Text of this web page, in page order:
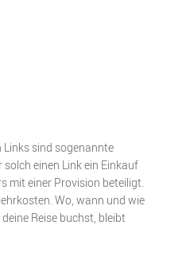
Links sind sogenannte
einen Link ein Einkauf
mit einer Provision beteiligt.
Wo, wann und wie
Reise buchst, bleibt